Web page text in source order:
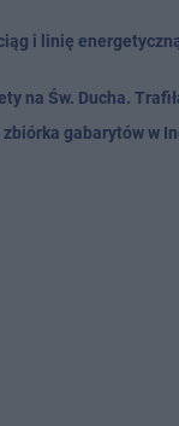
i linię
na Św. Ducha.
gabarytów w